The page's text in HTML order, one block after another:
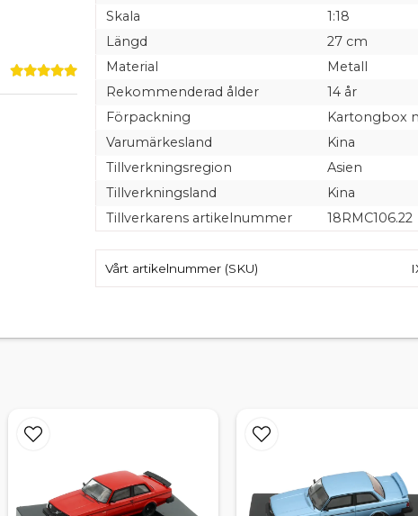
Skala
1:18
Längd
27 cm
Material
Metall
Rekommenderad ålder
14 år
Förpackning
Kartongbox
Varumärkesland
Kina
Tillverkningsregion
Asien
Tillverkningsland
Kina
Tillverkarens artikelnummer
18RMC106.22
Vårt artikelnummer (SKU)